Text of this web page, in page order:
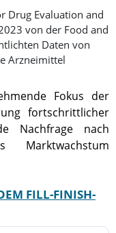
Drug Evaluation and
von der Food and
Daten von
Arzneimittel
Fokus der
fortschrittlicher
Nachfrage nach
Marktwachstum
FILL-FINISH-